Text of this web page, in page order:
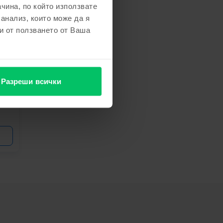
по който използвате
които може да я
от ползването от Ваша
Разреши всички